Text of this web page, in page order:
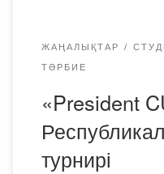
ЖАҢАЛЫҚТАР
ТӘРБИЕ
«President
турнирі